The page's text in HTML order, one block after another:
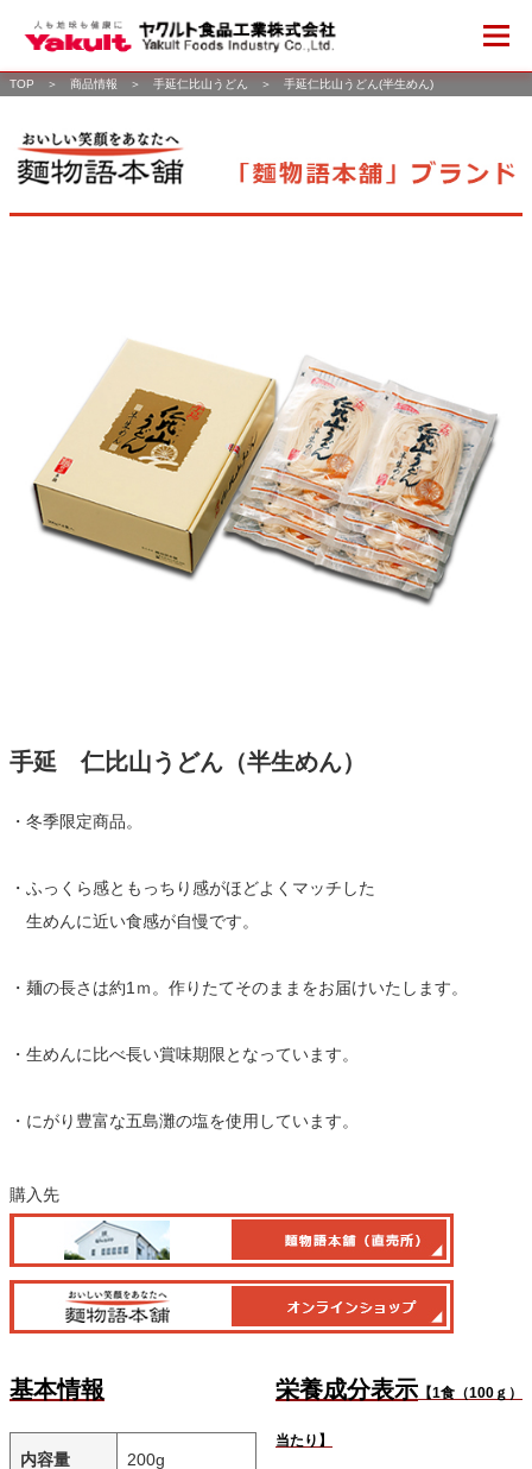
TOP ＞ 商品情報 ＞ 手延仁比山うどん ＞ 手延仁比山うどん(半生めん)
手延 仁比山うどん（半生めん）
・冬季限定商品。
・ふっくら感ともっちり感がほどよくマッチした
生めんに近い食感が自慢です。
・麺の長さは約1ｍ。作りたてそのままをお届けいたします。
・生めんに比べ長い賞味期限となっています。
・にがり豊富な五島灘の塩を使用しています。
購入先
基本情報
内容量 200g
栄養成分表示 【1食（100ｇ）
当たり】